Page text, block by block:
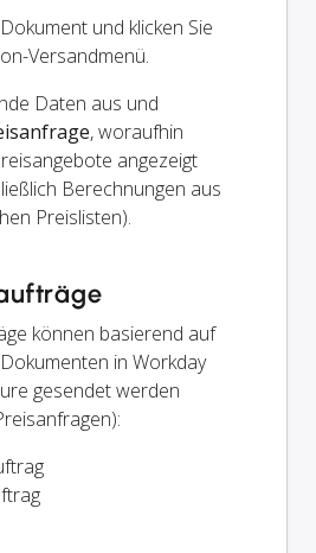
und klicken Sie
Versandmenü.
Daten aus und
, woraufhin
angezeigt
Berechnungen aus
Preislisten).
können basierend auf
in Workday
gesendet werden